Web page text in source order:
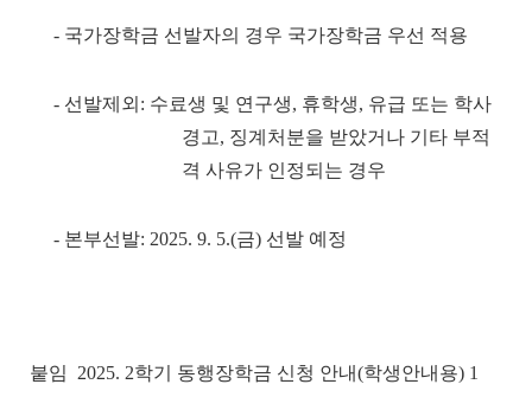
- 국가장학금 선발자의 경우 국가장학금 우선 적용
- 선발제외: 수료생 및 연구생, 휴학생, 유급 또는 학사
경고, 징계처분을 받았거나 기타 부적
격 사유가 인정되는 경우
- 본부선발: 2025. 9. 5.(금) 선발 예정
붙임 2025. 2학기 동행장학금 신청 안내(학생안내용) 1